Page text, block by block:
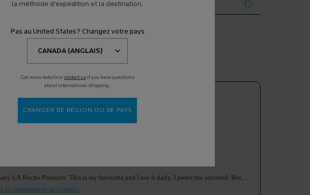
la méthode d'expédition et la destination.
Pas au United States? Changez votre pays
Get more details orcontact usif you have questions
about international shipping.
CHANGER DE RÉGION OU DE PAYS